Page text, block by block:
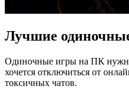
Лучшие
Одиночные игры на ПК
хочется отключиться от
токсичных чатов.